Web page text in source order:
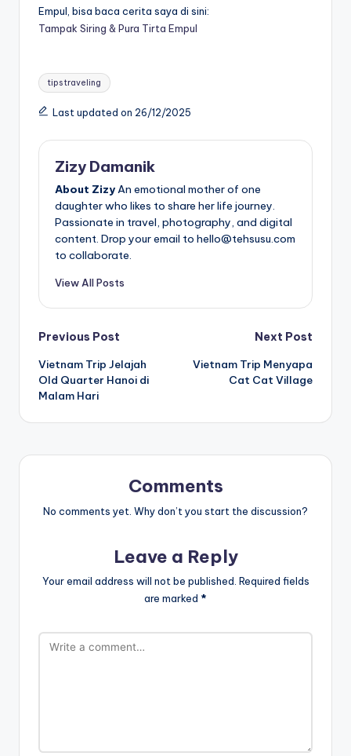
Empul, bisa baca cerita saya di sini:
Tampak Siring & Pura Tirta Empul
Tags:
tips traveling
Last updated on 26/12/2025
Zizy Damanik
About ZizyAn emotional mother of one
daughter who likes to share her life journey.
Passionate in travel, photography, and digital
content. Drop your email to hello@tehsusu.com
to collaborate.
View All Posts
Post
navigation
Previous Post
Vietnam Trip Jelajah
Old Quarter Hanoi di
Malam Hari
Next Post
Vietnam Trip Menyapa
Cat Cat Village
Comments
No comments yet. Why don’t you start the discussion?
Leave a Reply
Your email address will not be published. Required fields
are marked *